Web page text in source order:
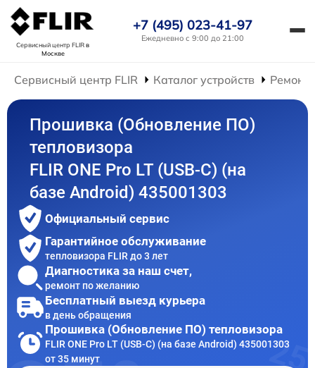
Сервисный центр FLIRв
Москве
+7 (495) 023-41-97
Ежедневно с 9:00 до 21:00
Сервисный центр FLIR Каталог устройств Ремонт
Прошивка (Обновление ПО)
тепловизора
FLIR ONE Pro LT (USB-C) (на
базе Android) 435001303
Официальный сервис
Гарантийное обслуживание
тепловизора FLIR до 3 лет
Диагностика за наш счет,
ремонт по желанию
Бесплатный выезд курьера
в день обращения
Прошивка (Обновление ПО) тепловизора
FLIR ONE Pro LT (USB-C) (на базе Android) 435001303
от 35 минут